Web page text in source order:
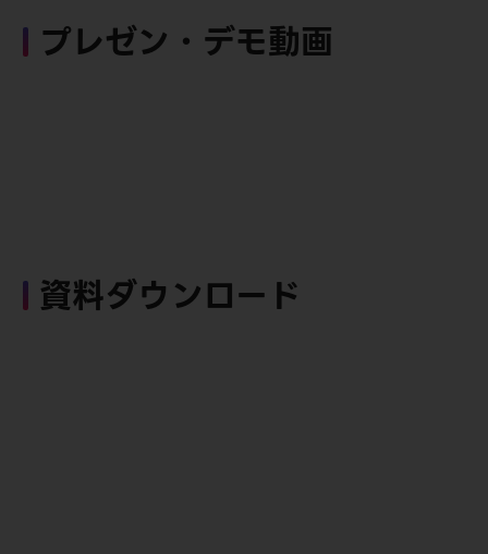
プレゼン・デモ動画
資料ダウンロード